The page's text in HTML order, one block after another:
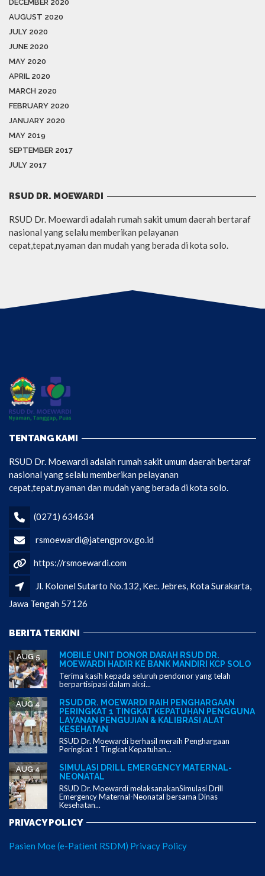
DECEMBER 2020
AUGUST 2020
JULY 2020
JUNE 2020
MAY 2020
APRIL 2020
MARCH 2020
FEBRUARY 2020
JANUARY 2020
MAY 2019
SEPTEMBER 2017
JULY 2017
RSUD DR. MOEWARDI
RSUD Dr. Moewardi adalah rumah sakit umum daerah bertaraf
nasional yang selalu memberikan pelayanan
cepat,tepat,nyaman dan mudah yang berada di kota solo.
TENTANG KAMI
RSUD Dr. Moewardi adalah rumah sakit umum daerah bertaraf
nasional yang selalu memberikan pelayanan
cepat,tepat,nyaman dan mudah yang berada di kota solo.
(0271) 634634
rsmoewardi@jatengprov.go.id
https://rsmoewardi.com
Jl. Kolonel Sutarto No.132, Kec. Jebres, Kota Surakarta,
Jawa Tengah 57126
BERITA TERKINI
MOBILE UNIT DONOR DARAH RSUD DR.
MOEWARDI HADIR KE BANK MANDIRI KCP SOLO
AUG 5
Terima kasih kepada seluruh pendonor yang telah
berpartisipasi dalam aksi...
RSUD DR. MOEWARDI RAIH PENGHARGAAN
PERINGKAT 1 TINGKAT KEPATUHAN PENGGUNA
LAYANAN PENGUJIAN & KALIBRASI ALAT
KESEHATAN
AUG 4
RSUD Dr. Moewardi berhasil meraih Penghargaan
Peringkat 1 Tingkat Kepatuhan...
SIMULASI DRILL EMERGENCY MATERNAL-
NEONATAL
AUG 4
RSUD Dr. Moewardi melaksanakanSimulasi Drill
Emergency Maternal-Neonatal bersama Dinas
Kesehatan...
PRIVACY POLICY
Pasien Moe (e-Patient RSDM) Privacy Policy